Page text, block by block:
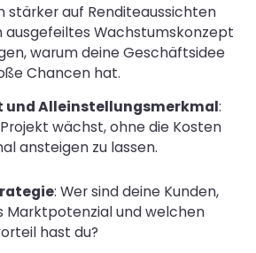
stärker auf Renditeaussichten
ausgefeiltes Wachstumskonzept
warum deine Geschäftsidee
Chancen hat.
und Alleinstellungsmerkmal:
wächst, ohne die Kosten
ansteigen zu lassen.
: Wer sind deine Kunden,
Marktpotenzial und welchen
hast du?